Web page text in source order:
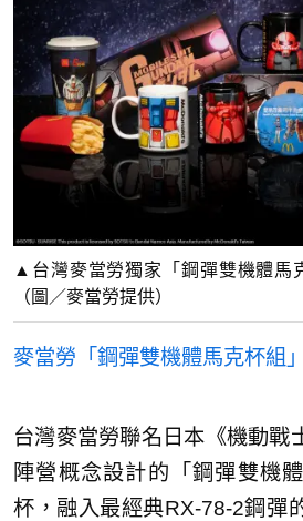
▲台灣麥當勞獨家「鋼彈雙機體馬
（圖／麥當勞提供）
麥當勞「鋼彈雙機體馬克杯組
台灣麥當勞聯名日本《機動戰
陣營概念設計的「鋼彈雙機
杯，融入最經典RX-78-2鋼彈